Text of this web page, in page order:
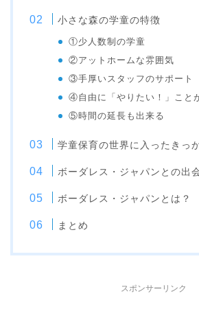
小さな森の学童の特徴
①少人数制の学童
②アットホームな雰囲気
③手厚いスタッフのサポート
④自由に「やりたい！」こと
⑤時間の延長も出来る
学童保育の世界に入ったきっ
ボーダレス・ジャパンとの出
ボーダレス・ジャパンとは？
まとめ
スポンサーリンク